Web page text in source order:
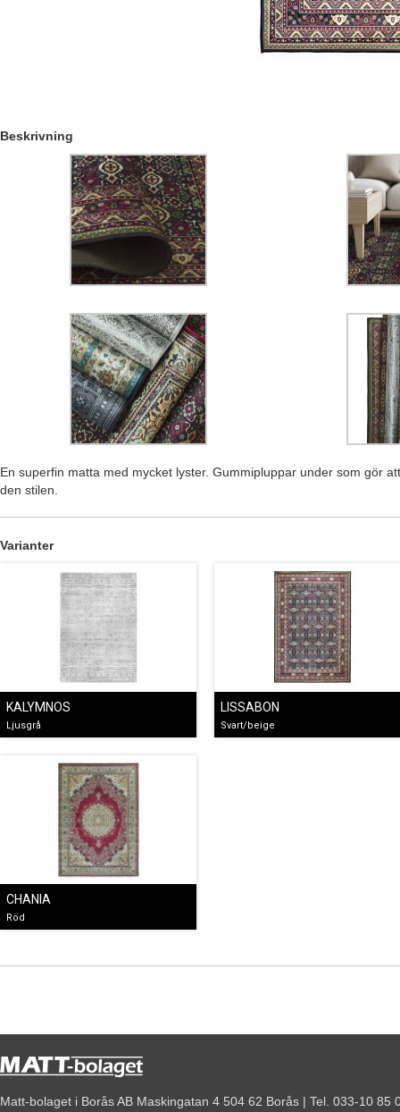
Beskrivning
En superfin matta med mycket lyster. Gummipluppar under som gör
den stilen.
Varianter
KALYMNOS
Ljusgrå
LISSABON
Svart/beige
CHANIA
Röd
Matt-bolaget i Borås AB Maskingatan 4 504 62 Borås | Tel. 033-10